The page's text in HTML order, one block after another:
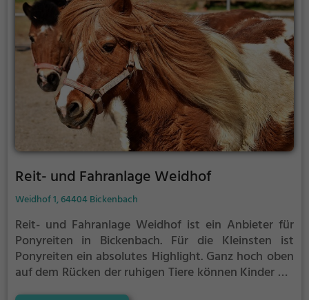
Reit- und Fahranlage Weidhof
Weidhof 1, 64404 Bickenbach
Reit- und Fahranlage Weidhof ist ein Anbieter für
Ponyreiten in Bickenbach. Für die Kleinsten ist
Ponyreiten ein absolutes Highlight. Ganz hoch oben
auf dem Rücken der ruhigen Tiere können Kinder die